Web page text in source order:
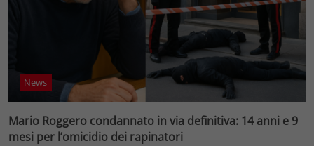
News
Mario Roggero condannato in via definitiva: 14 anni e 9
mesi per l’omicidio dei rapinatori